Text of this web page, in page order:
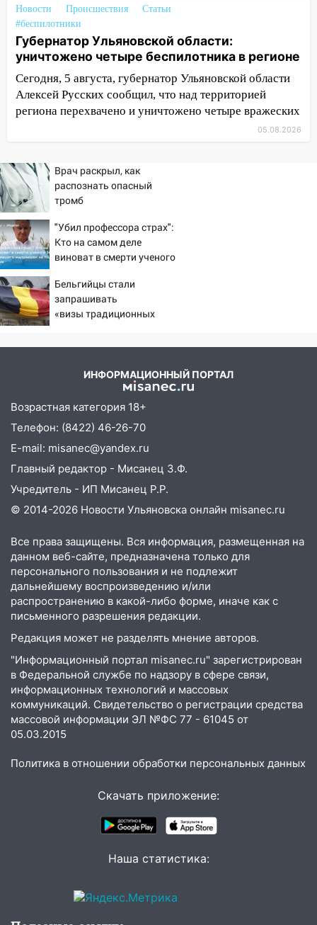
регионе
10:00 В Ульяновске дотла сгорел
легковой автомобиль
09:39 В Ульяновске будут судить десять
наркодилеров, снабжавших две области
09:25 Вынесли приговор дебоширам,
08:27
один из шести уникальных автомобилей
в России
07:02
погода в Ульяновске днем 5 августа
06:10
Двое мигрантов изнасиловали 13-
летнюю девочку в центре Ульяновска
06:00
Мертвеца выкопали, посадили в
мешок и попытались утопить в Волге
05:30 Астрологи назвали самый
знак 5 августа
23:27
Прокуратура проверяет
капремонт школы в посёлке Налейка
спортивные объекты в Старой Майне
21:01
Ульяновцев приглашают сдать
кровь: День донора пройдёт 6 августа
20:17 Ульяновская область девятую
неделю подряд удерживает самые
низкие цены на подсолнечное масло
19:33 Коровы-рекордсменки: в
Ульяновской области выросли надои
молока
18:20 В Ульяновской области до конца
года благоустроят 20 родников
17:27 В Ульяновской области 114 детей-
сирот получили жильё с начала года
16:43 Дорожный сезон перевалил за
экватор: в Ульяновской области
обновили половину региональных трасс
В Ульяновской области
капитально отремонтируют 101
многоквартирный дом
Прогноз погоды в Ульяновской
В Сурском районе сёла оказались
Новости Происшествия
Статьи
#беспилотники
Губернатор Ульяновской области:
уничтожено четыре беспилотника в регионе
Сегодня, 5 августа, губернатор Ульяновской области
Алексей Русских сообщил, что над территорией
региона перехвачено и уничтожено четыре вражеских
05.08.2026
Врач раскрыл, как
распознать опасный
тромб
"Убил профессора страх":
Кто на самом деле
виноват в смерти ученого
мальчишек на поле с
горохом
Бельгийцы стали
запрашивать
«визы традиционных
ИНФОРМАЦИОННЫЙ ПОРТАЛ
Возрастная категория 18+
Телефон: (8422) 46-26-70
E-mail: misanec@yandex.ru
Главный редактор - Мисанец З.Ф.
Учредитель - ИП Мисанец Р.Р.
© 2014-2026 Новости Ульяновска онлайн misanec.ru
Все права защищены. Вся информация, размещенная на
данном веб-сайте, предназначена только для
персонального пользования и не подлежит
дальнейшему воспроизведению и/или
распространению в какой-либо форме, иначе как с
письменного разрешения редакции.
Редакция может не разделять мнение авторов.
"Информационный портал misanec.ru" зарегистрирован
в Федеральной службе по надзору в сфере связи,
информационных технологий и массовых
коммуникаций. Свидетельство о регистрации средства
массовой информации ЭЛ №ФС 77 - 61045 от
05.03.2015
Политика в отношении обработки персональных данных
Скачать приложение:
Наша статистика: